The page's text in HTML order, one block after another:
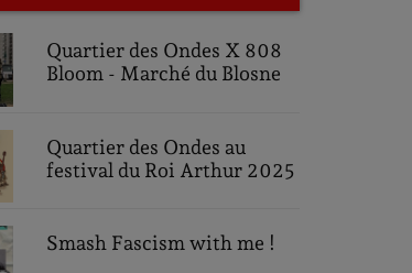
Quartier des Ondes X 808
Bloom - Marché du Blosne
Quartier des Ondes au
festival du Roi Arthur 2025
Smash Fascism with me !